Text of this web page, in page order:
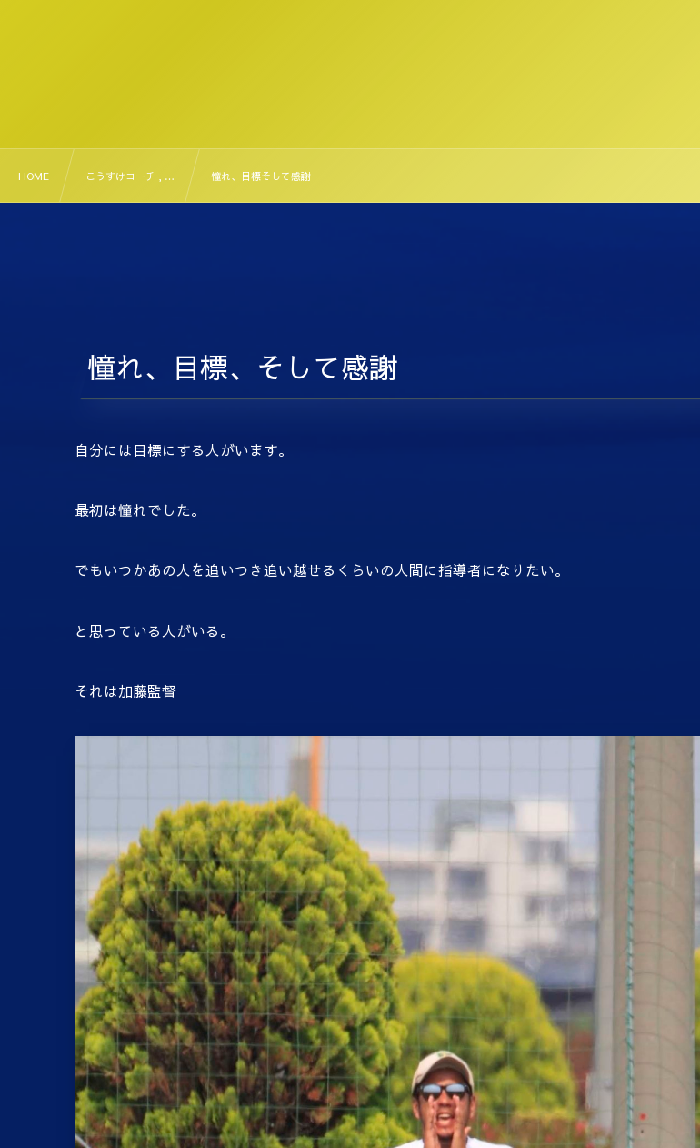
HOME こうすけコーチ , … 憧れ、目標そして感謝
憧れ、目標、そして感謝
自分には目標にする人がいます。
最初は憧れでした。
でもいつかあの人を追いつき追い越せるくらいの人間に指導者になりたい。
と思っている人がいる。
それは加藤監督